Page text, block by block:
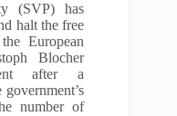
(SVP) has
halt the free
European
Blocher
after a
number of